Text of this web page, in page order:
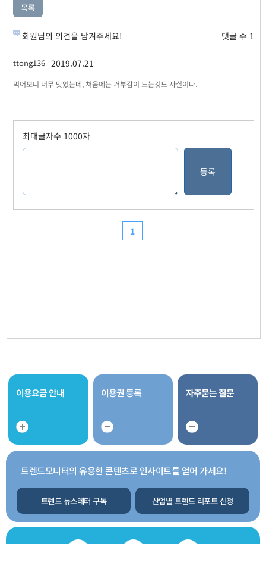
이용요금 안내 이용권 등록 자주묻는 질문
트렌드모니터의 유용한 콘텐츠로 인사이트를 얻어 가세요!
트렌드 뉴스레터 구독 산업별 트렌드 리포트 신청